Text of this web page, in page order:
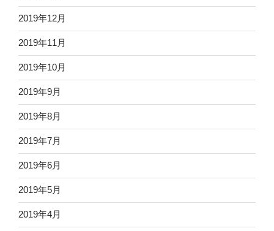
2019年12月
2019年11月
2019年10月
2019年9月
2019年8月
2019年7月
2019年6月
2019年5月
2019年4月